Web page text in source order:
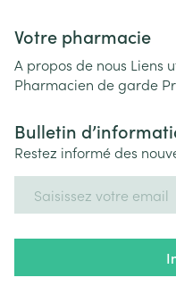
Votre pharmacie
A propos de nous Liens
Pharmacien de garde
Bulletin
Restez informé des